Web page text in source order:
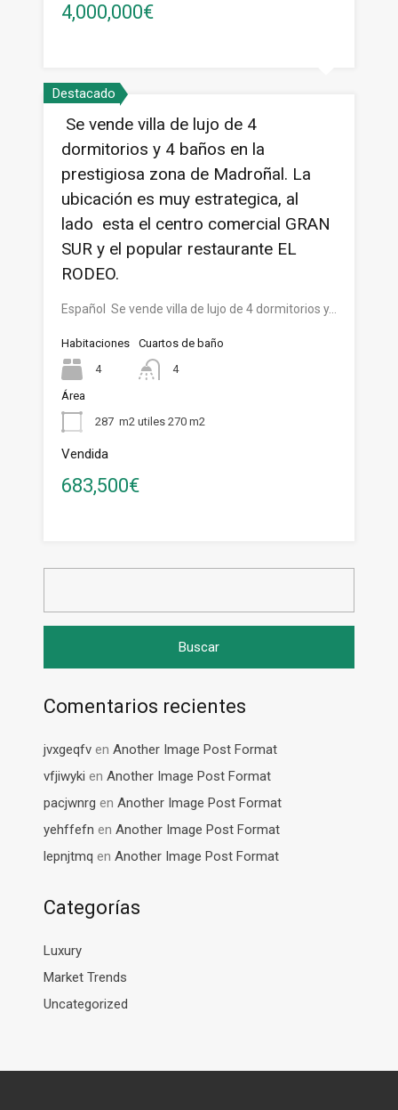
4,000,000€
Destacado
Se vende villa de lujo de 4
dormitorios y 4 baños en la
prestigiosa zona de Madroñal. La
ubicación es muy estrategica, al
lado esta el centro comercial GRAN
SUR y el popular restaurante EL
RODEO.
Español Se vende villa de lujo de 4 dormitorios y…
Habitaciones
4
Cuartos de baño
4
Área
287 m2 utiles 270 m2
Vendida
683,500€
Comentarios recientes
jvxgeqfv en Another Image Post Format
vfjiwyki en Another Image Post Format
pacjwnrg en Another Image Post Format
yehffefn en Another Image Post Format
lepnjtmq en Another Image Post Format
Categorías
Luxury
Market Trends
Uncategorized